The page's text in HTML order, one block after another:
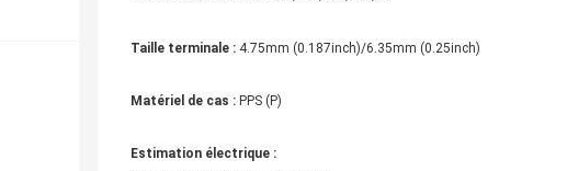
Taille terminale : 4.75mm (0.187inch)/6.35mm (0.25inch)
Matériel de cas : PPS (P)
Estimation électrique :